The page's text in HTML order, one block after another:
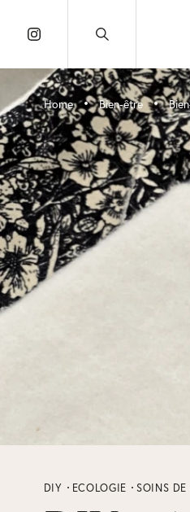
Home • Bien-être •
DIY ECOLOGIE SOINS DE